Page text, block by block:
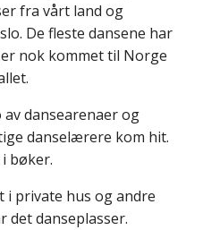
fra vårt land og
De fleste dansene har
nok kommet til Norge
dansearenaer og
danselærere kom hit.
bøker.
i private hus og andre
det danseplasser.